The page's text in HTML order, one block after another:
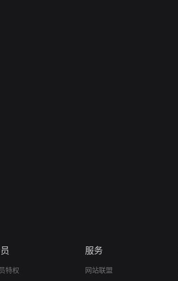
特权
服务
网站联盟